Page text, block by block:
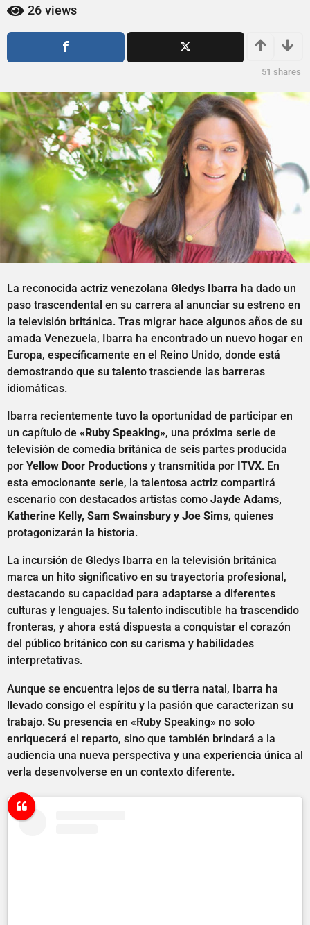
ñ
s
s
a
26 views
51 shares
La reconocida actriz venezolana Gledys Ibarra ha dado un
paso trascendental en su carrera al anunciar su estreno en
la televisión británica. Tras migrar hace algunos años de su
amada Venezuela, Ibarra ha encontrado un nuevo hogar en
Europa, específicamente en el Reino Unido, donde está
demostrando que su talento trasciende las barreras
idiomáticas.
Ibarra recientemente tuvo la oportunidad de participar en
un capítulo de «Ruby Speaking», una próxima serie de
televisión de comedia británica de seis partes producida
por Yellow Door Productions y transmitida por ITVX. En
esta emocionante serie, la talentosa actriz compartirá
escenario con destacados artistas como Jayde Adams,
Katherine Kelly, Sam Swainsbury y Joe Sims, quienes
protagonizarán la historia.
La incursión de Gledys Ibarra en la televisión británica
marca un hito significativo en su trayectoria profesional,
destacando su capacidad para adaptarse a diferentes
culturas y lenguajes. Su talento indiscutible ha trascendido
fronteras, y ahora está dispuesta a conquistar el corazón
del público británico con su carisma y habilidades
interpretativas.
Aunque se encuentra lejos de su tierra natal, Ibarra ha
llevado consigo el espíritu y la pasión que caracterizan su
trabajo. Su presencia en «Ruby Speaking» no solo
enriquecerá el reparto, sino que también brindará a la
audiencia una nueva perspectiva y una experiencia única al
verla desenvolverse en un contexto diferente.